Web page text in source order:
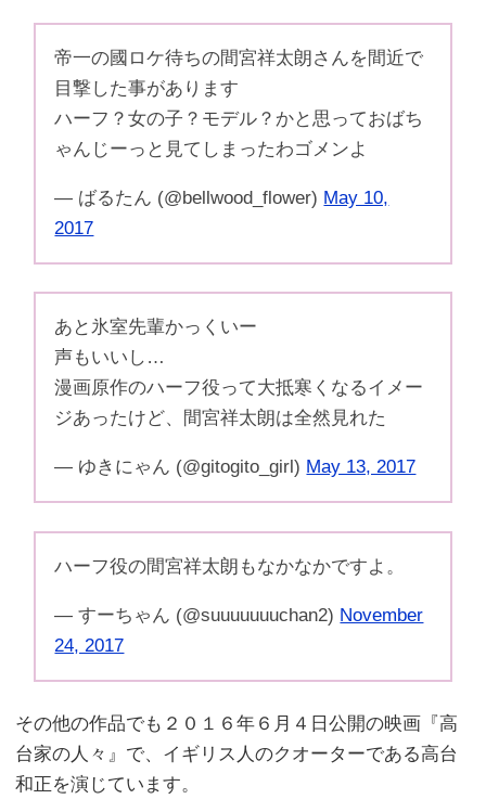
帝一の國ロケ待ちの間宮祥太朗さんを間近で
目撃した事があります
ハーフ？女の子？モデル？かと思っておばち
ゃんじーっと見てしまったわゴメンよ
— ばるたん (@bellwood_flower) May 10,
2017
あと氷室先輩かっくいー
声もいいし…
漫画原作のハーフ役って大抵寒くなるイメー
ジあったけど、間宮祥太朗は全然見れた
— ゆきにゃん (@gitogito_girl) May 13, 2017
ハーフ役の間宮祥太朗もなかなかですよ。
— すーちゃん (@suuuuuuuchan2) November
24, 2017
その他の作品でも２０１６年６月４日公開の映画『高
台家の人々』で、イギリス人のクオーターである高台
和正を演じています。